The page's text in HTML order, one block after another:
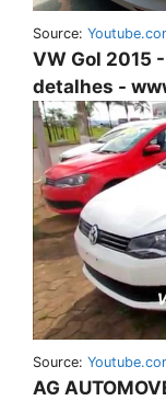
Source:
VW Gol 2015
detalhes -
Source:
AG